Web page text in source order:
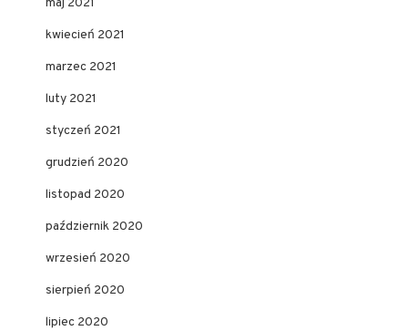
kwiecień 2021
marzec 2021
luty 2021
styczeń 2021
grudzień 2020
listopad 2020
październik 2020
wrzesień 2020
sierpień 2020
lipiec 2020